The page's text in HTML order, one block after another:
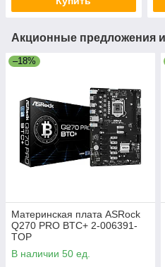
Акционные предложения
–18%
Материнская плата ASRock
Q270 PRO BTC+ 2-006391-
TOP
В наличии 50 ед.